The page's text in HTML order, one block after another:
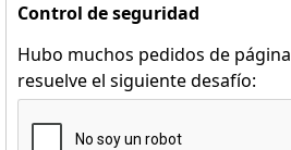
Control de seguridad
Hubo muchos pedidos de
resuelve el siguiente desafío: